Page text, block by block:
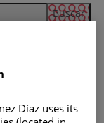
Díaz uses its